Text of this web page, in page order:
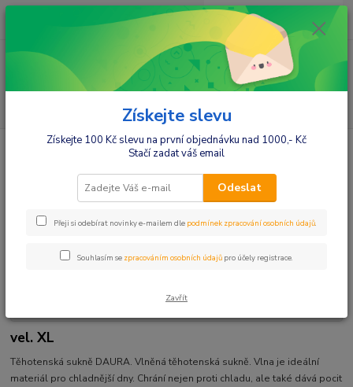
ks
za 0,00 Kč
Těhotenská vlněná sukně Daura, vel. XL
Těhotenská vlněná sukně Daura,
vel. XL
Těhotenská sukně DAURA. Vlněná těhotenská sukně. Vlna je ideální
materiál pro chladnější dny. Chrání nejen proti chladu, ale také dává pocit
Získejte slevu
Získejte 100 Kč slevu na první objednávku nad 1000,- Kč
Stačí zadat váš email
Odeslat
Přeji si odebírat novinky e-mailem dle podmínek zpracování osobních údajů.
Souhlasím se zpracováním osobních údajů pro účely registrace.
Zavřít